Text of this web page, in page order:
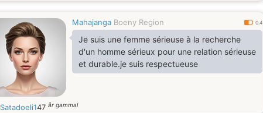
Mahajanga Boeny Region 0.4
Je suis une femme sérieuse à la recherche
d'un homme sérieux pour une relation sérieuse
et durable.je suis respectueuse
Satadoeli147 år gammal